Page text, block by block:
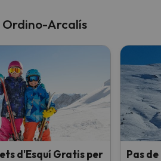
Ordino-Arcalís
d'Esquí Gratis per
Pas